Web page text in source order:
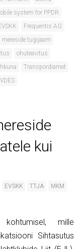
system for PPDR
Frequentis AG
mereside tugijaam
ohuteavitus
Transpordiamet
VDES
kui
EVSKK TTJA
MKM
mille
Sihtasutus